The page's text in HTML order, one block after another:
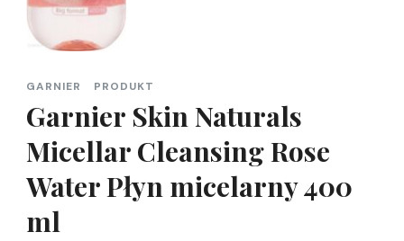
GARNIER PRODUKT
Garnier Skin Naturals
Micellar Cleansing Rose
Water Płyn micelarny 400
ml